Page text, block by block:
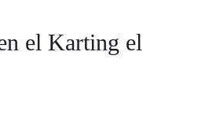
el Karting el